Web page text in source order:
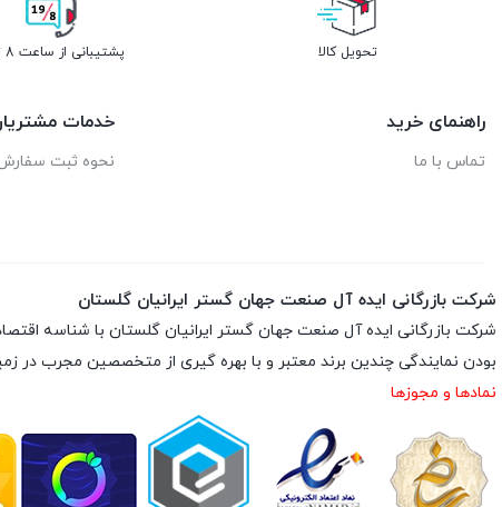
تحویل کالا پشتیبانی از ساعت 8 تا 19
راهنمای خرید
تماس با ما
خدمات
نحوه ثبت
شرکت بازرگانی ایده آل صنعت جهان گستر ایرانیان گلستان
بودن نمایندگی چندین برند معتبر و با بهره گیری از متخصصین مجرب در
نمادها و مجوزها